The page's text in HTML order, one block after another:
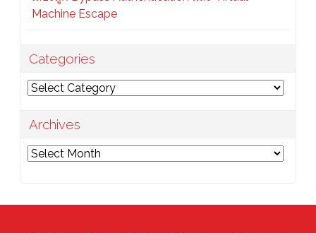
Machine Escape
Categories
Categories
Archives
Archives